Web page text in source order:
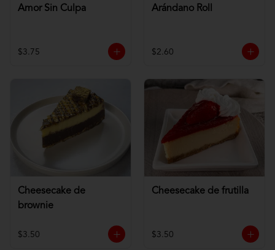
Amor Sin Culpa
$3.75
Arándano Roll
$2.60
Cheesecake de
brownie
$3.50
Cheesecake de frutilla
$3.50